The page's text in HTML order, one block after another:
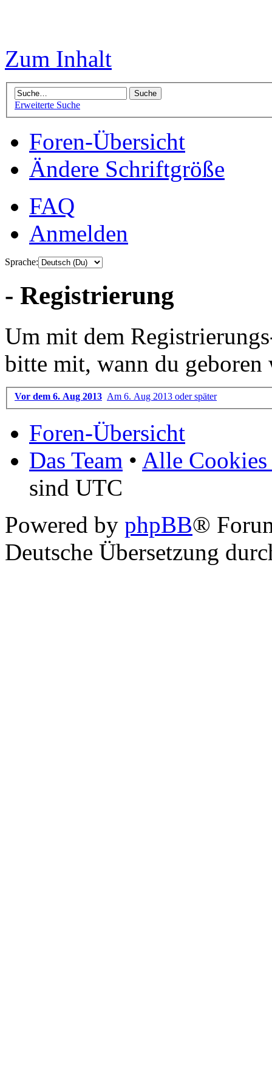
Zum Inhalt
Erweiterte Suche
Foren-Übersicht
Ändere Schriftgröße
FAQ
Anmelden
Sprache:
- Registrierung
Um mit dem
bitte mit, wann du geboren
Vor dem 6. Aug 2013 Am 6. Aug 2013 oder später
Foren-Übersicht
Das Team • Alle Cookies
sind UTC
Powered by phpBB®
Deutsche Übersetzung